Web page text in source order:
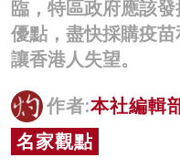
影片
名家榜
灼見活動
關於我們
臨，特區政府應該
優點，盡快採購疫
讓香港人失望。
作者:本社編輯
名家觀點